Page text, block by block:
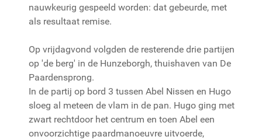
nauwkeurig gespeeld worden: dat gebeurde, met
als resultaat remise.
Op vrijdagvond volgden de resterende drie partijen
op 'de berg' in de Hunzeborgh, thuishaven van De
Paardensprong.
In de partij op bord 3 tussen Abel Nissen en Hugo
sloeg al meteen de vlam in de pan. Hugo ging met
zwart rechtdoor het centrum en toen Abel een
onvoorzichtige paardmanoeuvre uitvoerde,